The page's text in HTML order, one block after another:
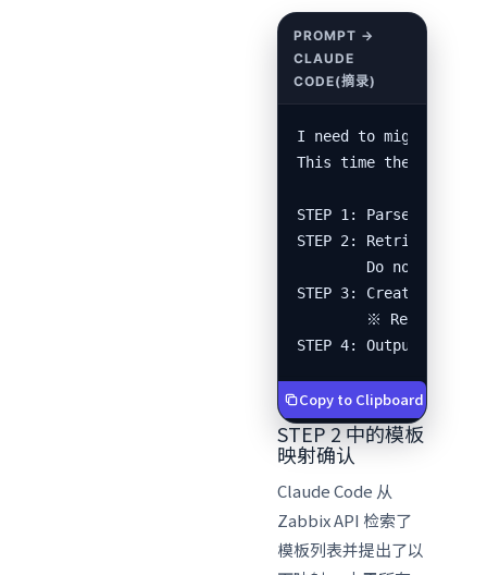
I need to migrate
This time the
STEP 1: Parse XML.
STEP 2: Retrieve
Do not
STEP 3: Create host
※ Register
STEP 4: Output
Copy to Clipboard
STEP 2 中的模板
映射确认
Claude Code 从
Zabbix API 检索了
模板列表并提出了以